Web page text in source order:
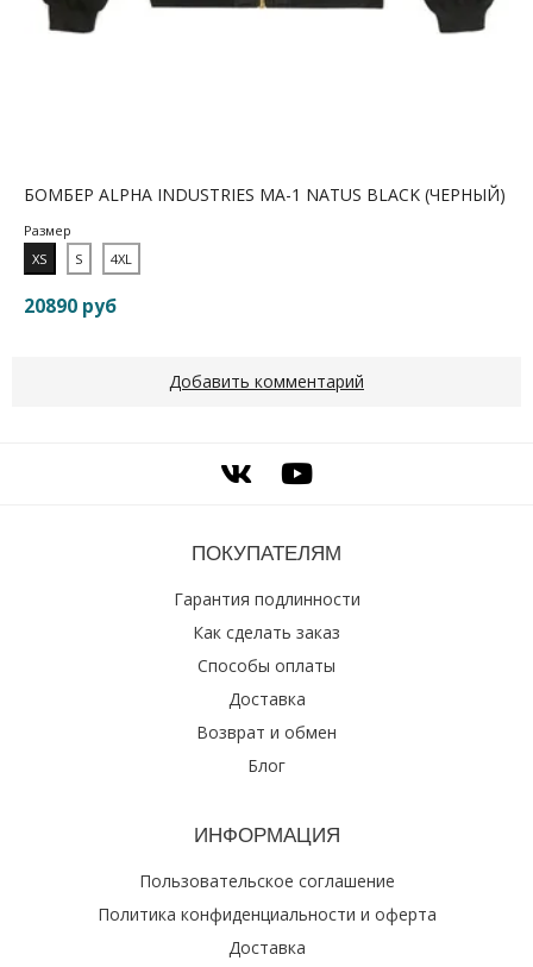
БОМБЕР ALPHA INDUSTRIES MA-1 NATUS BLACK (ЧЕРНЫЙ)
Размер
XS
S 4XL
20890 руб
Добавить комментарий
ПОКУПАТЕЛЯМ
Гарантия подлинности
Как сделать заказ
Способы оплаты
Доставка
Возврат и обмен
Блог
ИНФОРМАЦИЯ
Пользовательское соглашение
Политика конфиденциальности и оферта
Доставка